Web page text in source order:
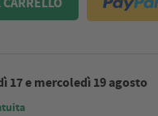
17 e mercoledì 19 agosto